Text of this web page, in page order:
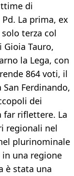
di
La prima, ex
terza col
Tauro,
la Lega, con
864 voti, il
Ferdinando,
dei
far riflettere. La
regionali nel
plurinominale
una regione
è stata una